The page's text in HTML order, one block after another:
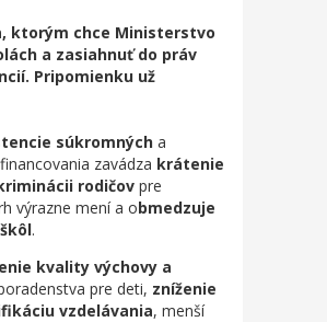
ktorým chce Ministerstvo
a zasiahnuť do práv
Pripomienku už
súkromných a
zavádza krátenie
rodičov pre
výrazne mení a obmedzuje
.
kvality výchovy a
pre deti, zníženie
vzdelávania, menší